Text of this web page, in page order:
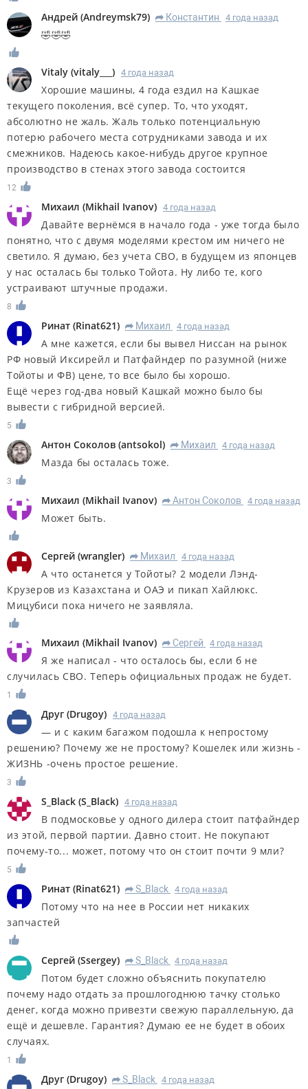
Андрей (Andreymsk79) R Константин 4 года назад
🤣🤣🤣
Vitaly (vitaly___ ) 4 года назад
Хорошие машины, 4 года ездил на Кашкае
текущего поколения, всё супер. То, что уходят,
абсолютно не жаль. Жаль только потенциальную
потерю рабочего места сотрудниками завода и их
смежников. Надеюсь какое-нибудь другое крупное
производство в стенах этого завода состоится
12
Михаил (Mikhail Ivanov) 4 года назад
Давайте вернёмся в начало года - уже тогда было
понятно, что с двумя моделями крестом им ничего не
светило. Я думаю, без учета СВО, в будущем из японцев
у нас осталась бы только Тойота. Ну либо те, кого
устраивают штучные продажи.
8
Ринат (Rinat621) R Михаил 4 года назад
А мне кажется, если бы вывел Ниссан на рынок
РФ новый Иксирейл и Патфайндер по разумной (ниже
Тойоты и ФВ) цене, то все было бы хорошо.
Ещё через год-два новый Кашкай можно было бы
вывести с гибридной версией.
5
Антон Соколов (antsokol) R Михаил 4 года назад
Мазда бы осталась тоже.
3
Михаил (Mikhail Ivanov) R Антон Соколов 4 года назад
Может быть.
Сергей (wrangler) R Михаил 4 года назад
А что останется у Тойоты? 2 модели Лэнд-
Крузеров из Казахстана и ОАЭ и пикап Хайлюкс.
Мицубиси пока ничего не заявляла.
Михаил (Mikhail Ivanov) R Сергей 4 года назад
Я же написал - что осталось бы, если б не
случилась СВО. Теперь официальных продаж не будет.
1
Друг (Drugoy) 4 года назад
— и с каким багажом подошла к непростому
решению? Почему же не простому? Кошелек или жизнь -
ЖИЗНЬ -очень простое решение.
3
S_Black (S_Black) 4 года назад
В подмосковье у одного дилера стоит патфайндер
из этой, первой партии. Давно стоит. Не покупают
почему-то... может, потому что он стоит почти 9 мли?
5
Ринат (Rinat621) R S_Black 4 года назад
Потому что на нее в России нет никаких
запчастей
Сергей (Ssergey) R S_Black 4 года назад
Потом будет сложно объяснить покупателю
почему надо отдать за прошлогоднюю тачку столько
денег, когда можно привезти свежую параллельную, да
ещё и дешевле. Гарантия? Думаю ее не будет в обоих
случаях.
1
Друг (Drugoy) R S_Black 4 года назад